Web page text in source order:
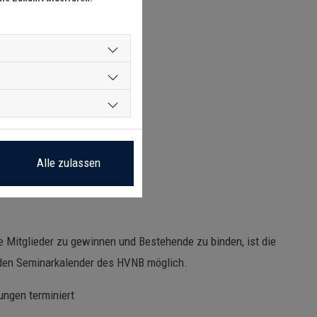
zu gewinnen und Bestehende zu binden, ist die
Seminarkalender des HVNB möglich.
terminiert
Alle zulassen